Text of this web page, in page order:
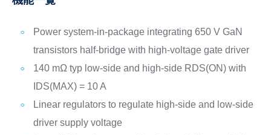
Power system-in-package integrating 650 V GaN
transistors half-bridge with high-voltage gate driver
140 mΩ typ low-side and high-side RDS(ON) with
IDS(MAX) = 10 A
Linear regulators to regulate high-side and low-side
driver supply voltage